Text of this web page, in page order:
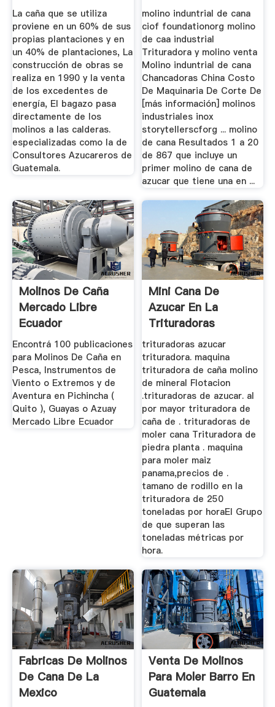
CanaXSM
Trituradora De ...
La caña que se utiliza
proviene en un 60% de sus
propias plantaciones y en
un 40% de plantaciones, La
construcción de obras se
realiza en 1990 y la venta
de los excedentes de
energía, El bagazo pasa
directamente de los
molinos a las calderas.
especializadas como la de
Consultores Azucareros de
Guatemala.
molino induntrial de cana
ciof foundationorg molino
de caa industrial
Trituradora y molino venta
Molino induntrial de cana
Chancadoras China Costo
De Maquinaria De Corte De
[más información] molinos
industriales inox
storytellerscforg ... molino
de cana Resultados 1 a 20
de 867 que incluye un
primer molino de cana de
azucar que tiene una en ...
Molinos De Caña
Mercado Libre
Ecuador
Encontrá 100 publicaciones
para Molinos De Caña en
Pesca, Instrumentos de
Viento o Extremos y de
Aventura en Pichincha (
Quito ), Guayas o Azuay
Mercado Libre Ecuador
Mini Cana De
Azucar En La
Trituradoras
trituradoras azucar
trituradora. maquina
trituradora de caña molino
de mineral Flotacion
.trituradoras de azucar. al
por mayor trituradora de
caña de . trituradoras de
moler cana Trituradora de
piedra planta . maquina
para moler maiz
panama,precios de .
tamano de rodillo en la
trituradora de 250
toneladas por horaEl Grupo
de que superan las
toneladas métricas por
hora.
Fabricas De Molinos
De Cana De La
Mexico
Venta De Molinos
Para Moler Barro En
Guatemala